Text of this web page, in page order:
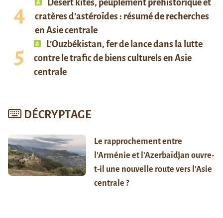
Desert kites, peuplement préhistorique et
cratères d’astéroïdes : résumé de recherches
en Asie centrale
L’Ouzbékistan, fer de lance dans la lutte
contre le trafic de biens culturels en Asie
centrale
DÉCRYPTAGE
Le rapprochement entre
l’Arménie et l’Azerbaïdjan ouvre-
t-il une nouvelle route vers l’Asie
centrale ?